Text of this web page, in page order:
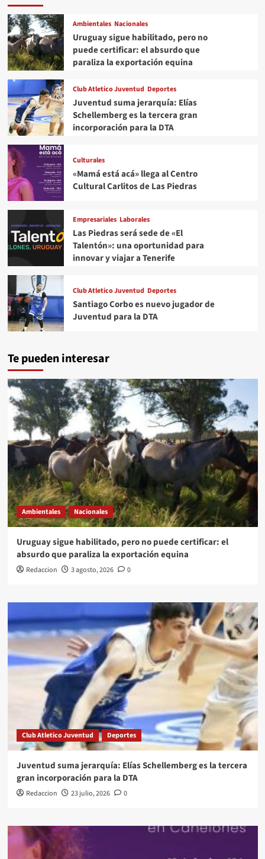
Ambientales Nacionales
Uruguay sigue habilitado, pero no
puede certificar: el absurdo que
paraliza la exportación equina
Club Atletico Juventud Deportes
Juventud suma jerarquía: Elías
Schellemberg es la tercera gran
incorporación para la DTA
Culturales
«Mamá está acá» llega al Centro
Cultural Carlitos de Las Piedras
Empresariales Laborales
Las Piedras será sede de «El
Talentón»: una oportunidad para
innovar y viajar a Tenerife
Club Atletico Juventud Deportes
Santiago Corbo es nuevo jugador de
Juventud para la DTA
Te pueden interesar
Ambientales Nacionales
Uruguay sigue habilitado, pero no puede certificar: el
absurdo que paraliza la exportación equina
Redaccion 3 agosto, 2026 0
Club Atletico Juventud Deportes
Juventud suma jerarquía: Elías Schellemberg es la tercera
gran incorporación para la DTA
Redaccion 23 julio, 2026 0